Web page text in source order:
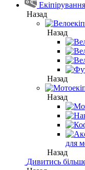
Назад
Назад
Назад
Назад
для
Назад
Дивитись